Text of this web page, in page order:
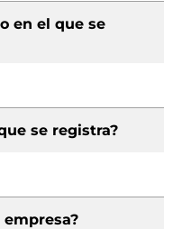
en el que se
se registra?